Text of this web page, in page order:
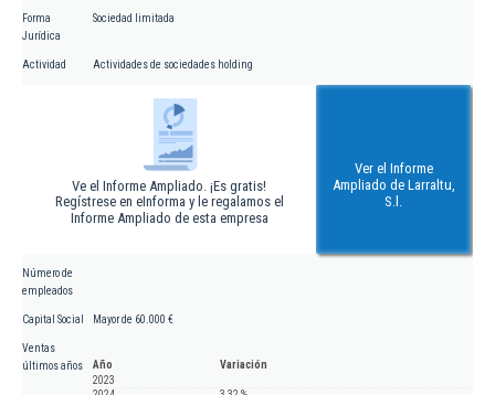
Forma
Jurídica
Sociedad limitada
Actividad Actividades de sociedades holding
Ve el Informe Ampliado. ¡Es gratis!
Regístrese en eInforma y le regalamos el
Informe Ampliado de esta empresa
Ver el Informe
Ampliado de Larraltu,
S.l.
Número de
empleados
Capital Social Mayor de 60.000 €
Ventas
últimos años
Año
Variación
2023